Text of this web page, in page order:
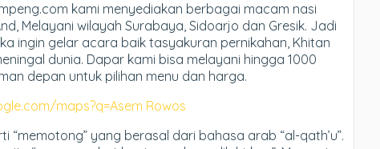
kami menyediakan berbagai macam nasi
Melayani wilayah Surabaya, Sidoarjo dan Gresik. Jadi
ingin gelar acara baik tasyakuran pernikahan, Khitan
dunia. Dapar kami bisa melayani hingga 1000
depan untuk pilihan menu dan harga.
maps?q=Asem Rowos
“memotong” yang berasal dari bahasa arab “al-qath’u”.